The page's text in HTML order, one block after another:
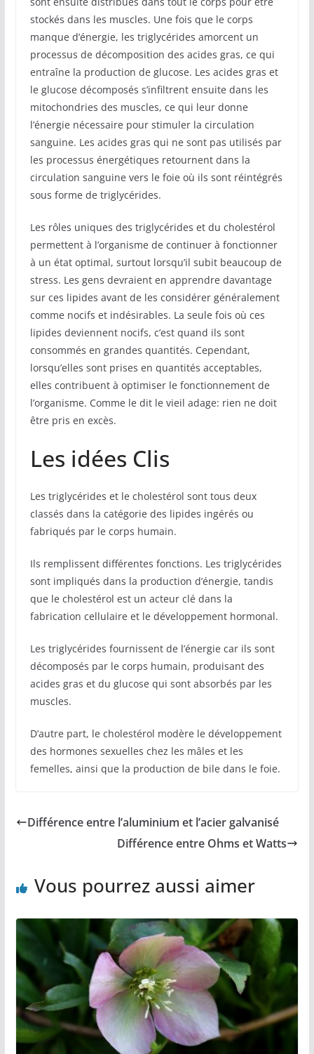
stockés dans les muscles. Une fois que le corps
manque d’énergie, les triglycérides amorcent un
processus de décomposition des acides gras, ce qui
entraîne la production de glucose. Les acides gras et
le glucose décomposés s’infiltrent ensuite dans les
mitochondries des muscles, ce qui leur donne
l’énergie nécessaire pour stimuler la circulation
sanguine. Les acides gras qui ne sont pas utilisés par
les processus énergétiques retournent dans la
circulation sanguine vers le foie où ils sont réintégrés
sous forme de triglycérides.
Les rôles uniques des triglycérides et du cholestérol
permettent à l’organisme de continuer à fonctionner
à un état optimal, surtout lorsqu’il subit beaucoup de
stress. Les gens devraient en apprendre davantage
sur ces lipides avant de les considérer généralement
comme nocifs et indésirables. La seule fois où ces
lipides deviennent nocifs, c’est quand ils sont
consommés en grandes quantités. Cependant,
lorsqu’elles sont prises en quantités acceptables,
elles contribuent à optimiser le fonctionnement de
l’organisme. Comme le dit le vieil adage: rien ne doit
être pris en excès.
Les idées Clis
Les triglycérides et le cholestérol sont tous deux
classés dans la catégorie des lipides ingérés ou
fabriqués par le corps humain.
Ils remplissent différentes fonctions. Les triglycérides
sont impliqués dans la production d’énergie, tandis
que le cholestérol est un acteur clé dans la
fabrication cellulaire et le développement hormonal.
Les triglycérides fournissent de l’énergie car ils sont
décomposés par le corps humain, produisant des
acides gras et du glucose qui sont absorbés par les
muscles.
D’autre part, le cholestérol modère le développement
des hormones sexuelles chez les mâles et les
femelles, ainsi que la production de bile dans le foie.
Différence entre l’aluminium et l’acier galvanisé
Différence entre Ohms et Watts
Vous pourrez aussi aimer